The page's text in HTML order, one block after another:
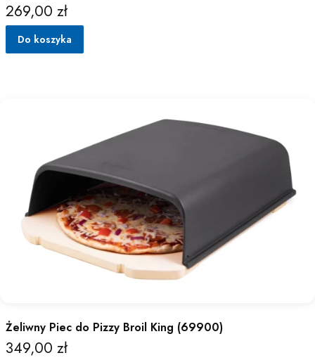
Cena
269,00 zł
Do koszyka
Żeliwny Piec do Pizzy Broil King (69900)
Cena
349,00 zł